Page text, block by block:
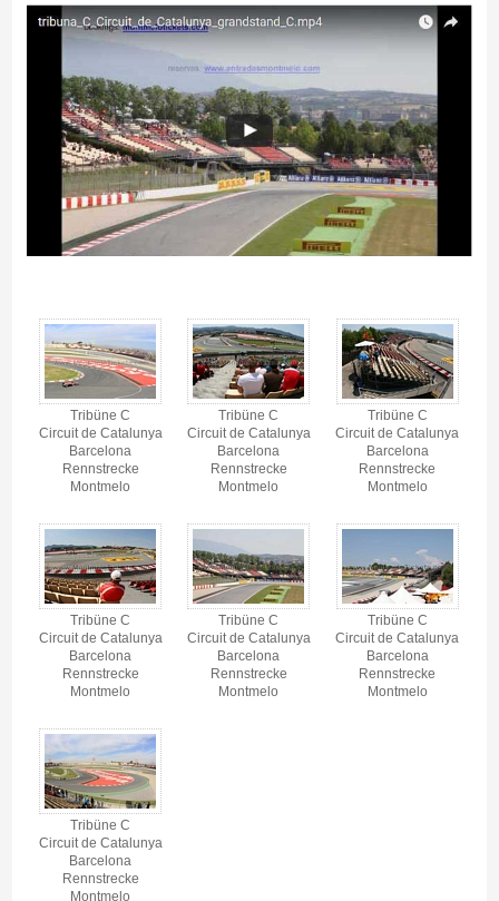
Tribüne C
Circuit de Catalunya
Barcelona
Rennstrecke
Montmelo
Tribüne C
Circuit de Catalunya
Barcelona
Rennstrecke
Montmelo
Tribüne C
Circuit de Catalunya
Barcelona
Rennstrecke
Montmelo
Tribüne C
Circuit de Catalunya
Barcelona
Rennstrecke
Montmelo
Tribüne C
Circuit de Catalunya
Barcelona
Rennstrecke
Montmelo
Tribüne C
Circuit de Catalunya
Barcelona
Rennstrecke
Montmelo
Tribüne C
Circuit de Catalunya
Barcelona
Rennstrecke
Montmelo